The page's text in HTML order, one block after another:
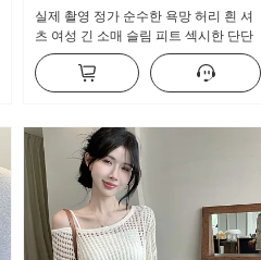
실제 촬영 정가 순수한 욕망 허리 흰 셔
츠 여성 긴 소매 슬림 피트 섹시한 단단
한 셔츠 ol 유니폼 경력 작업복